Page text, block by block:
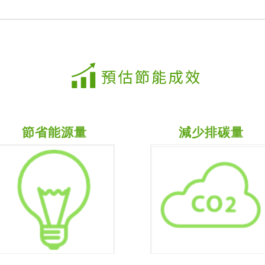
節省能源量 減少排碳量